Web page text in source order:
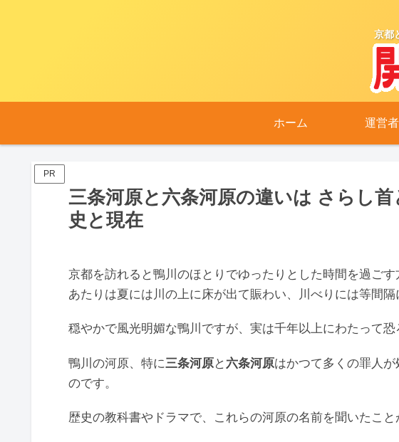
京都
ホーム 運営
PR
三条河原と六条河原の違いは さらし
史と現在
京都を訪れると鴨川のほとりでゆったりとした時間を過ご
あたりは夏には川の上に床が出て賑わい、川べりには等間隔
穏やかで風光明媚な鴨川ですが、実は千年以上にわたって恐
鴨川の河原、特に三条河原と 六条河原はかつて多くの罪人
のです。
歴史の教科書やドラマで、これらの河原の名前を聞いたこと